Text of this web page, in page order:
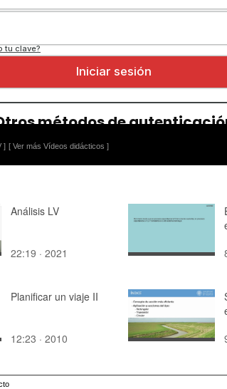
] [ Ver más Vídeos didácticos ]
Análisis LV
22:19 · 2021
Planificar un viaje II
12:23 · 2010